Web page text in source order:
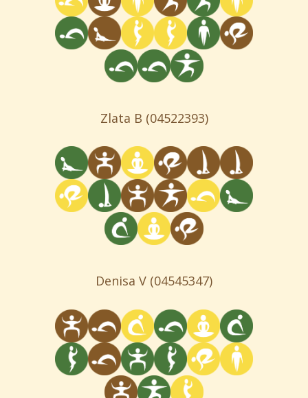
Zlata B (04522393)
Denisa V (04545347)